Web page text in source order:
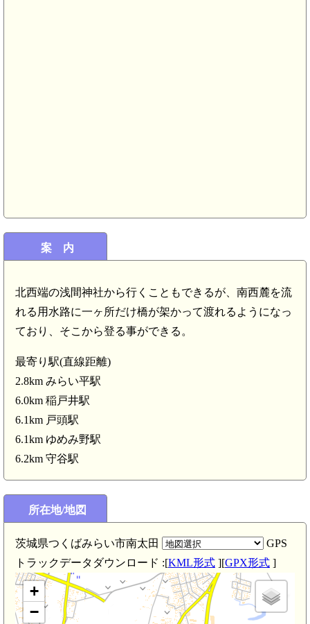
案 内
北西端の浅間神社から行くこともできるが、南西麓を流
れる用水路に一ヶ所だけ橋が架かって渡れるようになっ
ており、そこから登る事ができる。
最寄り駅(直線距離)
2.8km みらい平駅
6.0km 稲戸井駅
6.1km 戸頭駅
6.1km ゆめみ野駅
6.2km 守谷駅
所在地/地図
茨城県つくばみらい市南太田
GPS
トラックデータダウンロード :[KML形式 ][GPX形式 ]
い平駅(2.8km)
+
−